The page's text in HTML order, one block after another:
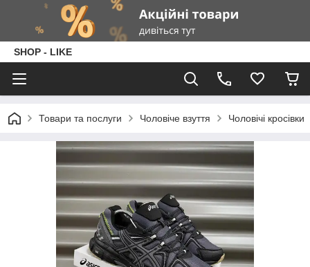
SHOP - LIKE
Товари та послуги Чоловіче взуття Чоловічі кросівки